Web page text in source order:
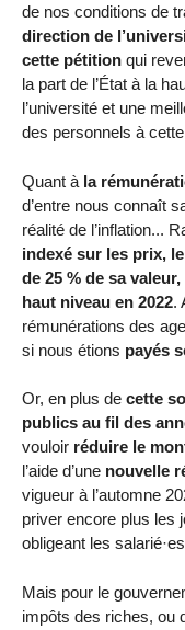
de nos conditions de
direction de
cette pétition qui
la part de l’État à la
l’université et une
des personnels à
Quant à la
d’entre nous connaît
réalité de l’inflation...
indexé sur les prix,
de 25 % de sa
haut niveau en 2022.
rémunérations des
si nous étions payés
Or, en plus de cette
publics au fil des
vouloir réduire le
l’aide d’une nouvelle
vigueur à l’automne
priver encore plus les
obligeant les
Mais pour le
impôts des riches, ou